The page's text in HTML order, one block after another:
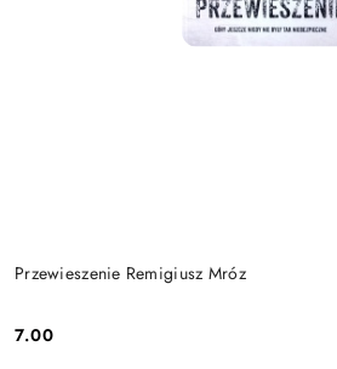
Przewieszenie Remigiusz Mróz
Cena:
7.00